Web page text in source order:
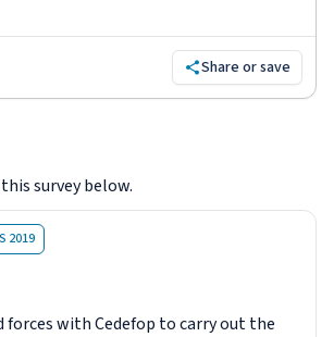
Share or save
survey below.
2019
forces with Cedefop to carry out the